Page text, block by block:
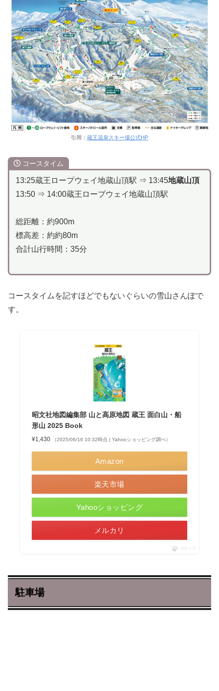
引用： 蔵王温泉スキー場公式HP
コースタイム
13:25蔵王ロープウェイ地蔵山頂駅 ⇒ 13:45地蔵山頂
13:50 ⇒ 14:00蔵王ロープウェイ地蔵山頂駅
総距離：約900m
標高差：約約80m
合計山行時間：35分
コースタイムを記すほどでもないぐらいの雪山さんぽで
す。
昭文社地図編集部 山と高原地図 蔵王 面白山・船
形山 2025 Book
¥1,430 （2025/06/16 10:32時点 | Yahooショッピング調べ）
Amazon
楽天市場
Yahooショッピング
メルカリ
ポチップ
駐車場